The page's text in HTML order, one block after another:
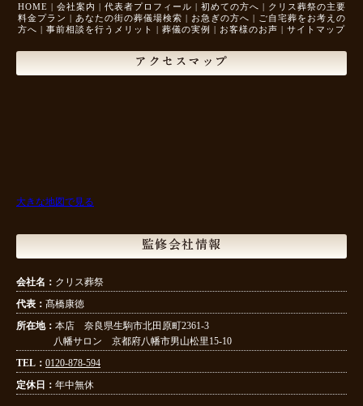
HOME | 会社案内 | 代表者プロフィール | 初めての方へ | クリス葬祭の主要
料金プラン | あなたの街の葬儀場検索 | お急ぎの方へ | ご自宅葬をお考えの
方へ | 事前相談を行うメリット | 葬儀の実例 | お客様のお声 | サイトマップ
アクセスマップ
大きな地図で見る
監修会社情報
会社名： クリス葬祭
代表： 髙橋康徳
所在地： 本店 奈良県生駒市北田原町2361-3
八幡サロン 京都府八幡市男山松里15-10
TEL： 0120-878-594
定休日： 年中無休